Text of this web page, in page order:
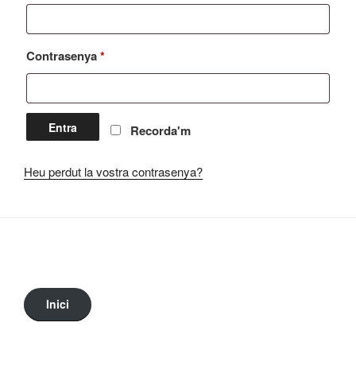
Contrasenya*Obligatori
Recorda'm
Entra
Heu perdut la vostra contrasenya?
Inici